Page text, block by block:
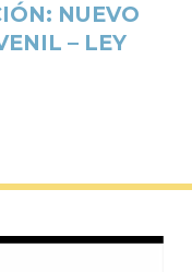
NUEVO
– LEY